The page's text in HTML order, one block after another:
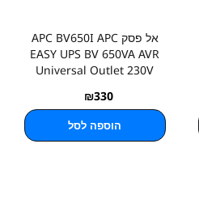
אל פסק APC BV650I APC
EASY UPS BV 650VA AVR
Universal Outlet 230V
₪330
הוספה לסל